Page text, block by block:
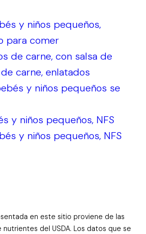
y niños pequeños,
para comer
de carne, con salsa de
carne, enlatados
y niños pequeños se
y niños pequeños, NFS
y niños pequeños, NFS
en este sitio proviene de las
del USDA. Los datos que se